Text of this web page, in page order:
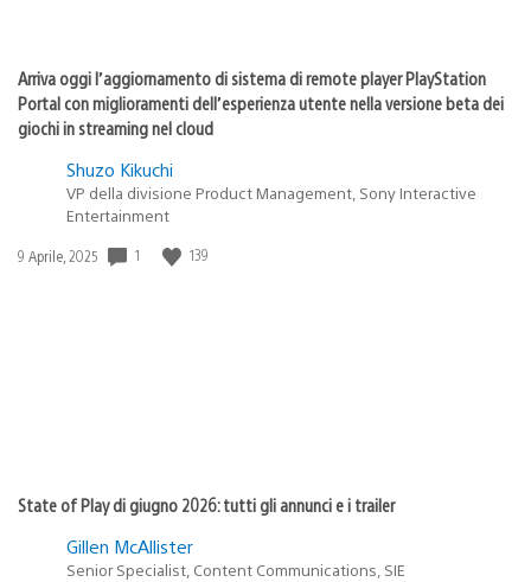
Arriva oggi l’aggiornamento di sistema di remote player PlayStation
Portal con miglioramenti dell’esperienza utente nella versione beta dei
giochi in streaming nel cloud
Shuzo Kikuchi
VP della divisione Product Management, Sony Interactive
Entertainment
Data
9 Aprile, 2025 1 139
State of Play di giugno 2026: tutti gli annunci e i trailer
Gillen McAllister
Senior Specialist, Content Communications, SIE